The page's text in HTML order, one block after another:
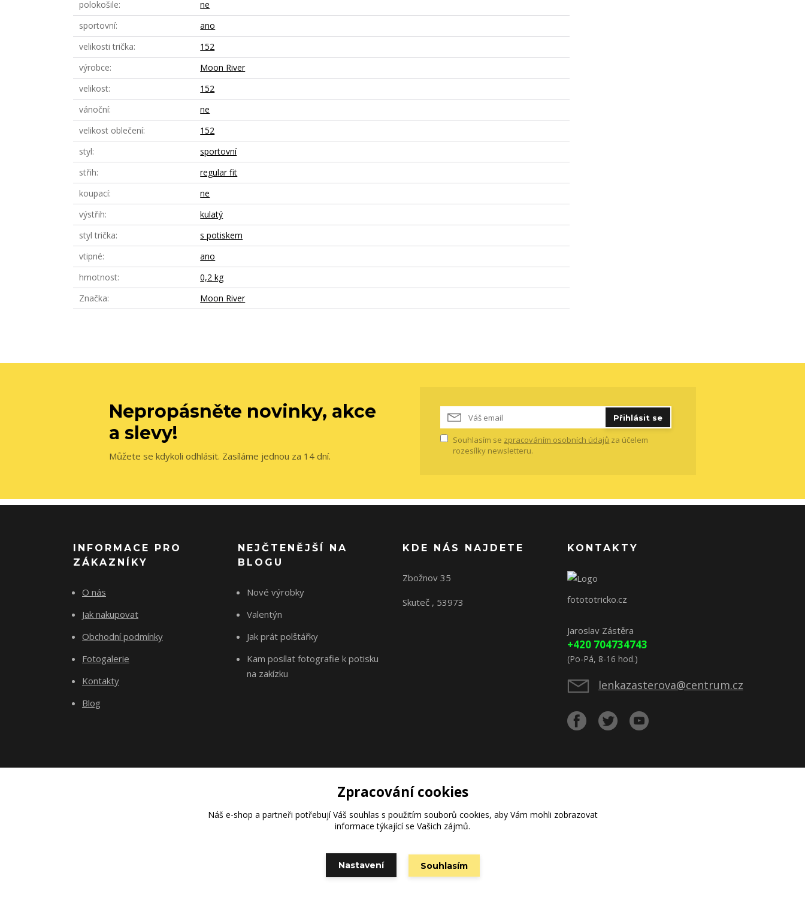
polokošile
ne
sportovní
ano
velikosti trička
152
výrobce
Moon River
velikost
152
vánoční
ne
velikost oblečení
152
styl
sportovní
střih
regular fit
koupací
ne
výstřih
kulatý
styl trička
s potiskem
vtipné
ano
hmotnost
0,2 kg
Značka
Moon River
Nepropásněte novinky, akce
a slevy!
Můžete se kdykoli odhlásit. Zasíláme jednou za 14 dní.
Přihlásit se
Souhlasím se zpracováním osobních údajů za účelem
rozesílky newsletteru.
INFORMACE PRO
ZÁKAZNÍKY
O nás
Jak nakupovat
Obchodní podmínky
Fotogalerie
Kontakty
Blog
NEJČTENĚJŠÍ NA
BLOGU
Nové výrobky
Valentýn
Jak prát polštářky
Kam posílat fotografie k potisku
na zakízku
KDE NÁS NAJDETE
Zbožnov 35
Skuteč , 53973
KONTAKTY
fotototricko.cz
Jaroslav Zástěra
+420 704734743
(Po-Pá, 8-16 hod.)
lenkazasterova@centrum.cz
Vytvořeno na Eshop-rychle.cz
Zpracování cookies
Náš e-shop a partneři potřebují Váš souhlas s použitím souborů cookies, aby Vám mohli zobrazovat
informace týkající se Vašich zájmů.
Nastavení Souhlasím